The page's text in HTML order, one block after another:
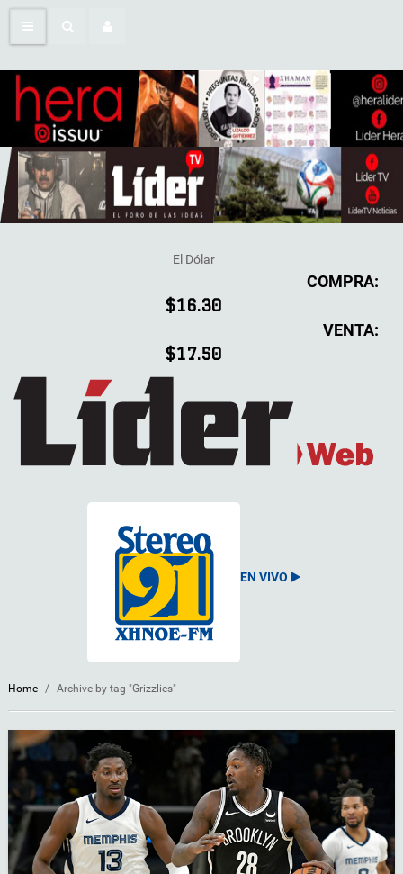
El Dólar
COMPRA:
$16.30
VENTA:
$17.50
EN VIVO
Home / Archive by tag "Grizzlies"